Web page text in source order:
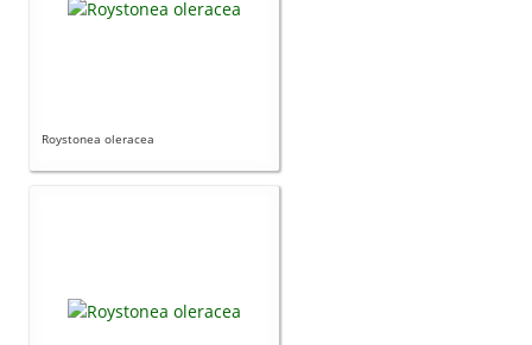
Roystonea oleracea